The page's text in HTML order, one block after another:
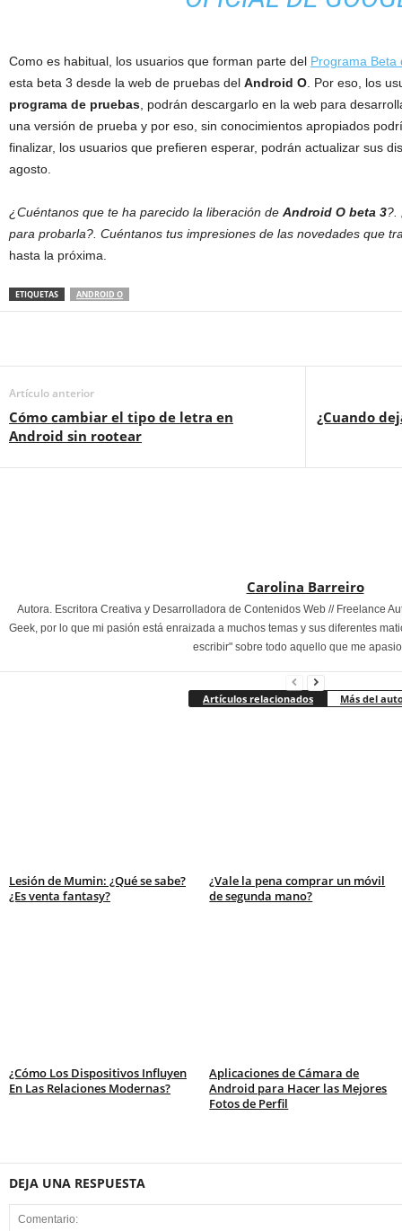
Como es habitual, los usuarios que forman parte del Programa Beta
esta beta 3 desde la web de pruebas del Android O . Por eso, los
programa de pruebas , podrán descargarlo en la web para
una versión de prueba y por eso, sin conocimientos apropiados
finalizar, los usuarios que prefieren esperar, podrán actualizar sus
agosto.
¿Cuéntanos que te ha parecido la liberación de Android O beta 3?.
para probarla?. Cuéntanos tus impresiones de las novedades que
hasta la próxima.
ETIQUETAS ANDROID O
Artículo anterior
Cómo cambiar el tipo de letra en
Android sin rootear
¿Cuando
Carolina Barreiro
Autora. Escritora Creativa y Desarrolladora de Contenidos Web // Freelance
Geek, por lo que mi pasión está enraizada a muchos temas y sus diferentes
escribir" sobre todo aquello que me
Artículos relacionados Más del
Lesión de Mumin: ¿Qué se sabe?
¿Es venta fantasy?
¿Vale la pena comprar un móvil
de segunda mano?
¿Cómo Los Dispositivos Influyen
En Las Relaciones Modernas?
Aplicaciones de Cámara de
Android para Hacer las Mejores
Fotos de Perfil
DEJA UNA RESPUESTA